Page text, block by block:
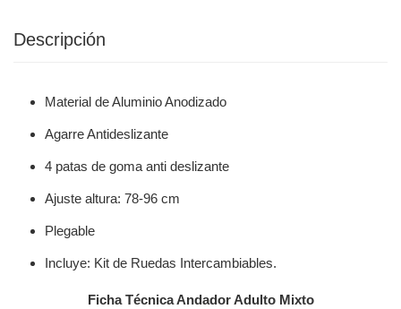
Descripción
Material de Aluminio Anodizado
Agarre Antideslizante
4 patas de goma anti deslizante
Ajuste altura: 78-96 cm
Plegable
Incluye: Kit de Ruedas Intercambiables.
Ficha Técnica Andador Adulto Mixto